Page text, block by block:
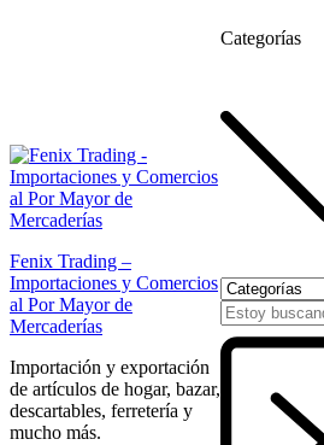
Fenix Trading –
Importaciones y Comercios
al Por Mayor de
Mercaderías
Importación y exportación
de artículos de hogar, bazar,
descartables, ferretería y
mucho más.
Categorías